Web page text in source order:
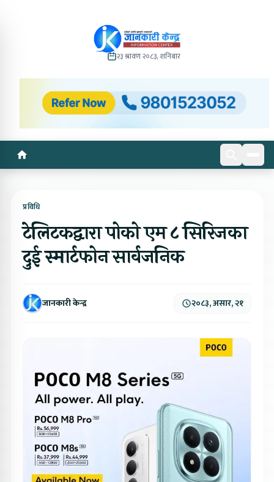
२३ श्रावण २०८३, शनिबार
प्रविधि
टेलिटकद्वारा पोको एम ८ सिरिजका
दुई स्मार्टफोन सार्वजनिक
जानकारी केन्द्र २०८३, असार, २१